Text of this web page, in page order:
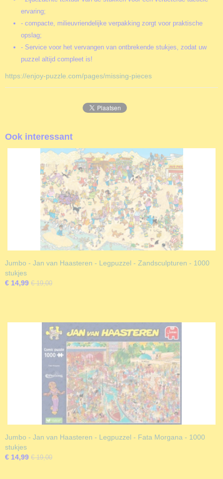
ervaring;
- compacte, milieuvriendelijke verpakking zorgt voor praktische
opslag;
- Service voor het vervangen van ontbrekende stukjes, zodat uw
puzzel altijd compleet is!
https://enjoy-puzzle.com/pages/missing-pieces
Ook interessant
Jumbo - Jan van Haasteren - Legpuzzel - Zandsculpturen - 1000
stukjes
€ 14,99 € 19,00
Jumbo - Jan van Haasteren - Legpuzzel - Fata Morgana - 1000
stukjes
€ 14,99 € 19,00